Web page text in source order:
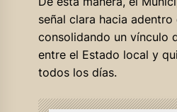
señal clara hacia
consolidando un vínculo
entre el Estado local y
todos los días.